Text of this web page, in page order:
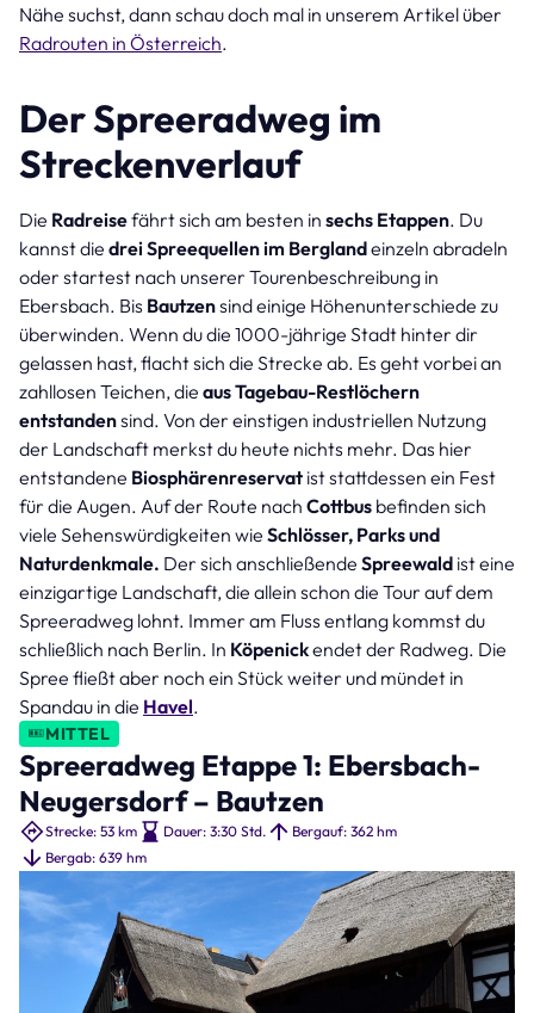
Nähe suchst, dann schau doch mal in unserem Artikel über
Radrouten in Österreich.
Der Spreeradweg im
Streckenverlauf
Die Radreisefährt sich am besten in sechs Etappen. Du
kannst die drei Spreequellen im Berglandeinzeln abradeln
oder startest nach unserer Tourenbeschreibung in
Ebersbach. Bis Bautzensind einige Höhenunterschiede zu
überwinden. Wenn du die 1000-jährige Stadt hinter dir
gelassen hast, flacht sich die Strecke ab. Es geht vorbei an
zahllosen Teichen, die aus Tagebau-Restlöchern
entstandensind. Von der einstigen industriellen Nutzung
der Landschaft merkst du heute nichts mehr. Das hier
entstandene Biosphärenreservat ist stattdessen ein Fest
für die Augen. Auf der Route nach Cottbus befinden sich
viele Sehenswürdigkeiten wie Schlösser, Parks und
Naturdenkmale. Der sich anschließende Spreewald ist eine
einzigartige Landschaft, die allein schon die Tour auf dem
Spreeradweg lohnt. Immer am Fluss entlang kommst du
schließlich nach Berlin. In Köpenickendet der Radweg. Die
Spree fließt aber noch ein Stück weiter und mündet in
Spandau in die Havel.
MITTEL
Spreeradweg Etappe 1: Ebersbach-
Neugersdorf – Bautzen
Strecke: 53 km Dauer: 3:30 Std.
Bergauf: 362 hm
Bergab: 639 hm